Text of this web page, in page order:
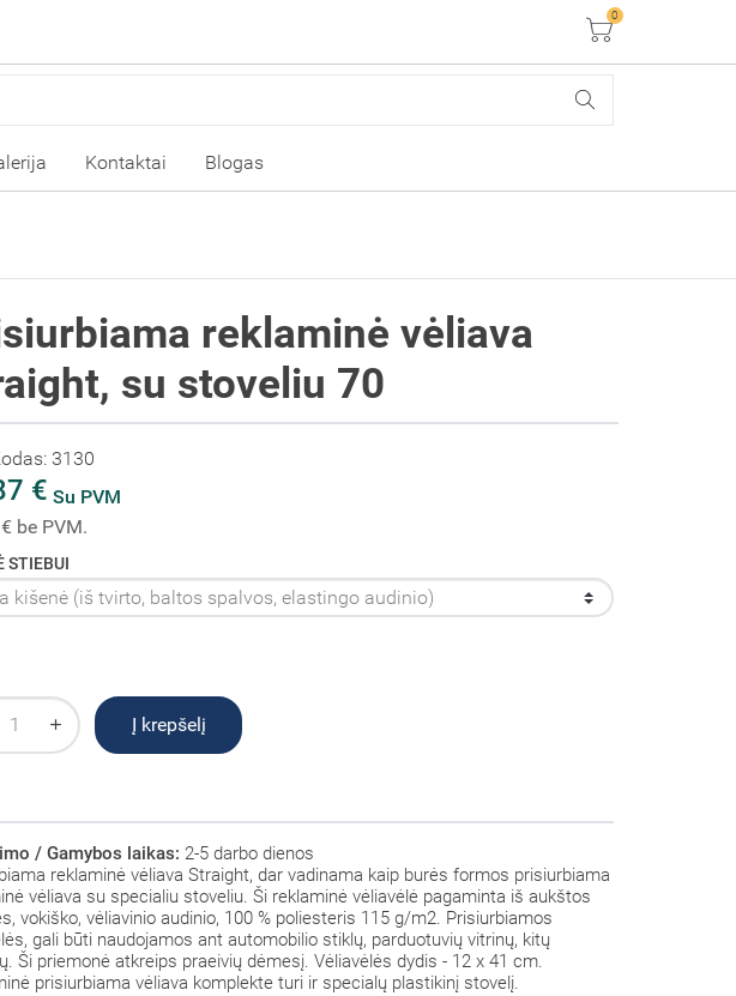
Krepšelis
0
Kontaktai Blogas
reklaminė vėliava
su stoveliu 70
3130
€ Su PVM
be PVM.
STIEBUI
Į krepšelį
/ Gamybos laikas: 2-5 darbo dienos
reklaminė vėliava Straight, dar vadinama kaip burės formos prisiurbiama
vėliava su specialiu stoveliu. Ši reklaminė vėliavėlė pagaminta iš aukštos
vokiško, vėliavinio audinio, 100 % poliesteris 115 g/m2. Prisiurbiamos
gali būti naudojamos ant automobilio stiklų, parduotuvių vitrinų, kitų
Ši priemonė atkreips praeivių dėmesį. Vėliavėlės dydis - 12 x 41 cm.
prisiurbiama vėliava komplekte turi ir specialų plastikinį stovelį.